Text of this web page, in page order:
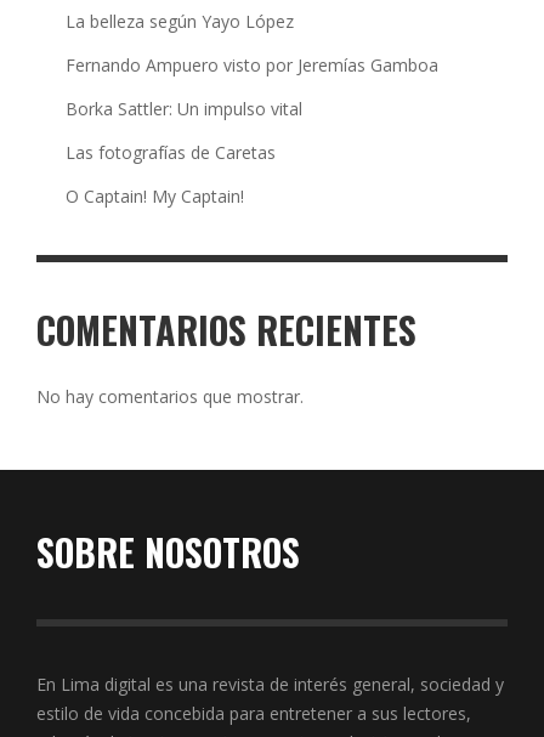
La belleza según Yayo López
Fernando Ampuero visto por Jeremías Gamboa
Borka Sattler: Un impulso vital
Las fotografías de Caretas
O Captain! My Captain!
COMENTARIOS RECIENTES
No hay comentarios que mostrar.
SOBRE NOSOTROS
En Lima digital es una revista de interés general, sociedad y
estilo de vida concebida para entretener a sus lectores,